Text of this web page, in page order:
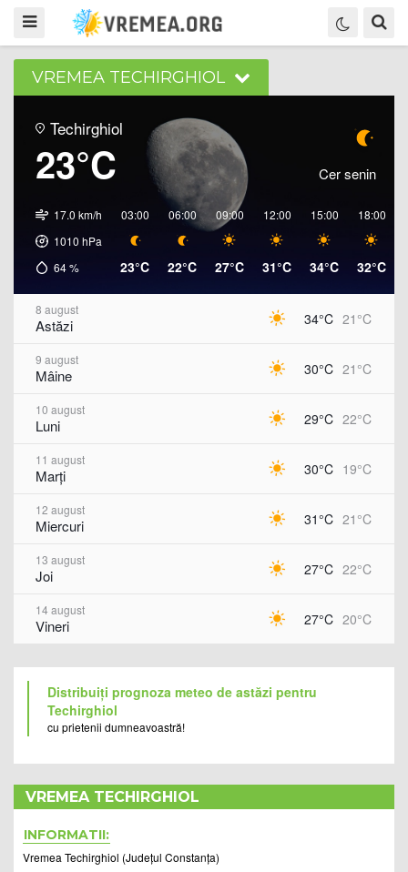
VREMEA TECHIRGHIOL
Techirghiol
23°C Cer senin
17.0 km/h
1010 hPa
64%
03:00
23°C
06:00
22°C
09:00
27°C
12:00
31°C
15:00
34°C
18:00
32°C
8 august
Astăzi 34°C 21°C
9 august
Mâine 30°C 21°C
10 august
Luni 29°C 22°C
11 august
Marți 30°C 19°C
12 august
Miercuri 31°C 21°C
13 august
Joi 27°C 22°C
14 august
Vineri 27°C 20°C
Distribuiți prognoza meteo de astăzi pentru
Techirghiol
cu prietenii dumneavoastră!
VREMEA TECHIRGHIOL
INFORMATII:
Vremea Techirghiol (Județul Constanța)